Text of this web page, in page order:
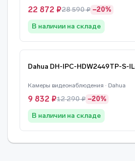
22 872 ₽28 590 ₽ −20%
В наличии на складе
Dahua DH-IPC-HDW2449TP-S-
Камеры видеонаблюдения · Dahua
9 832 ₽12 290 ₽ −20%
В наличии на складе